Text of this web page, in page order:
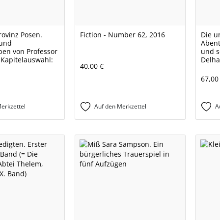
Posen.
von Professor
Fiction - Number 62, 2016
40,00 €
Auf den Merkzettel
Die
und